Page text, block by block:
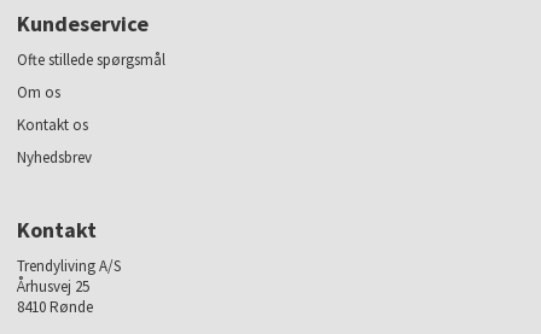
Kundeservice
Ofte stillede spørgsmål
Om os
Kontakt os
Nyhedsbrev
Kontakt
Trendyliving A/S
Århusvej 25
8410 Rønde